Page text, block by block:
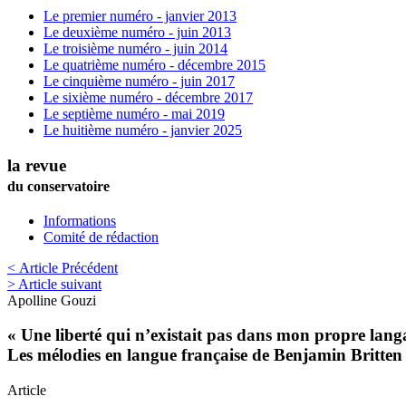
Le premier numéro - janvier 2013
Le deuxième numéro - juin 2013
Le troisième numéro - juin 2014
Le quatrième numéro - décembre 2015
Le cinquième numéro - juin 2017
Le sixième numéro - décembre 2017
Le septième numéro - mai 2019
Le huitième numéro - janvier 2025
la revue
du conservatoire
Informations
Comité de rédaction
< Article Précédent
> Article suivant
Apolline Gouzi
« Une liberté qui n’existait pas dans mon propre
Les mélodies en langue française de Benjamin Britten
Article